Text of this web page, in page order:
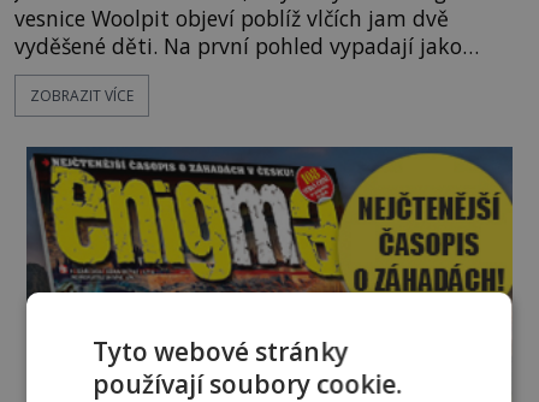
vesnice Woolpit objeví poblíž vlčích jam dvě
vyděšené děti. Na první pohled vypadají jako
každé jiné, až na jednu děsivou výjimku. Jejich
kůže má nazelenalý odstín, mluví
kromě syrových bobů. Příběh se rychle stává
jednou z největších záhad středověké Anglie a ani
po téměř devíti stech letech není
ZOBRAZIT VÍCE
Tyto webové stránky
používají soubory cookie.